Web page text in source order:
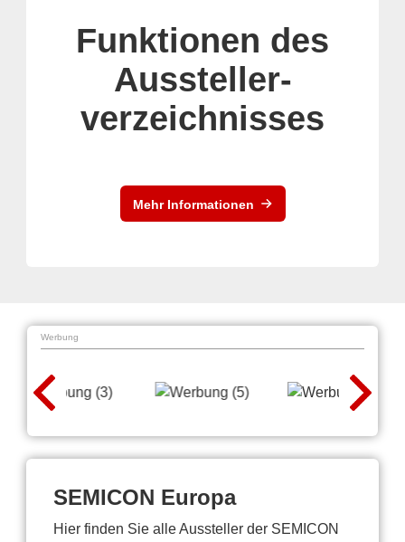
Funktionen des
Aussteller-
verzeichnisses
Mehr Informationen
Werbung
SEMICON Europa
Hier finden Sie alle Aussteller der SEMICON